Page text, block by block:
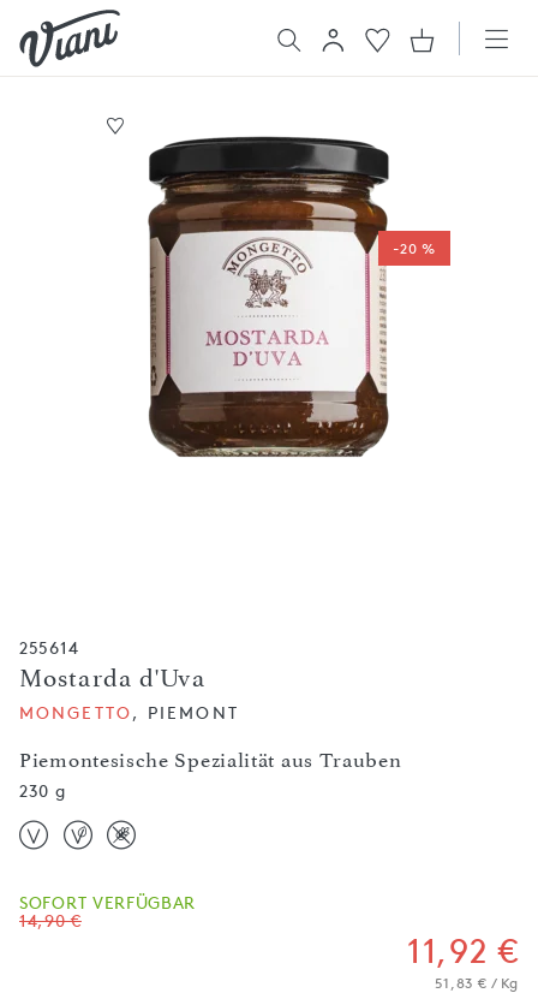
-20 %
255614
Mostarda d'Uva
Piemontesische Spezialität aus Trauben
MONGETTO, PIEMONT
230 g
SOFORT VERFÜGBAR
14,90 €
11,92 €
51,83 € / Kg